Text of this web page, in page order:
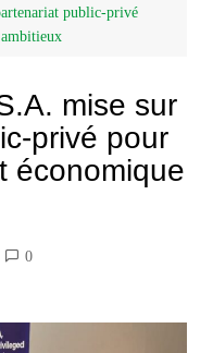
public-privé
mise sur
privé pour
économique
0